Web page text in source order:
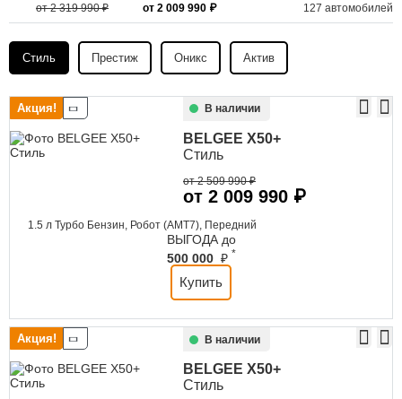
от 2 319 990 ₽ от 2 009 990 ₽ 127 автомобилей
Стиль Престиж Оникс Актив
Акция! В наличии
BELGEE X50+
Стиль
от 2 509 990 ₽
от 2 009 990 ₽
1.5 л Турбо Бензин, Робот (AMT7), Передний
ВЫГОДА до
500 000₽ *
Купить
Акция! В наличии
BELGEE X50+
Стиль